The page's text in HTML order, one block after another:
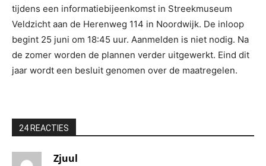
tijdens een informatiebijeenkomst in Streekmuseum
Veldzicht aan de Herenweg 114 in Noordwijk. De inloop
begint 25 juni om 18:45 uur. Aanmelden is niet nodig. Na
de zomer worden de plannen verder uitgewerkt. Eind dit
jaar wordt een besluit genomen over de maatregelen.
24 REACTIES
Zjuul